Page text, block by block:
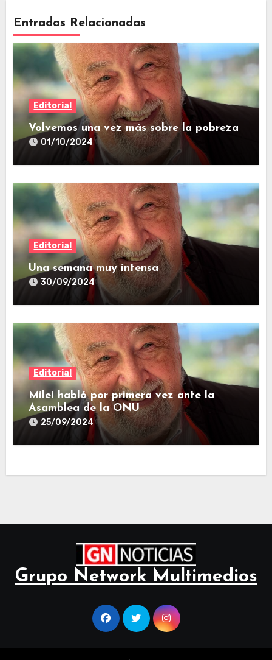
Entradas Relacionadas
Editorial
Volvemos una vez más sobre la pobreza
01/10/2024
Editorial
Una semana muy intensa
30/09/2024
Editorial
Milei habló por primera vez ante la
Asamblea de la ONU
25/09/2024
Grupo Network Multimedios